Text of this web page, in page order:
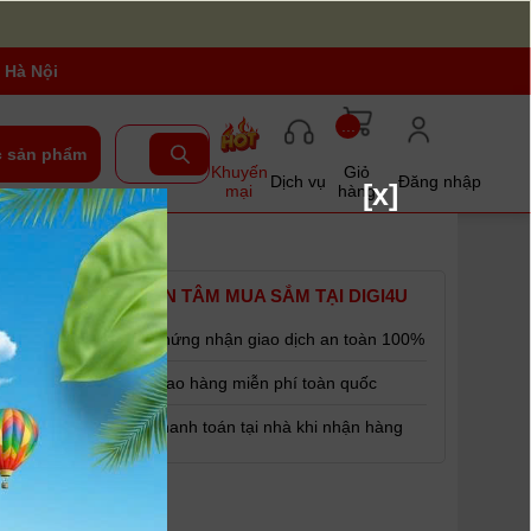
Nội
sản phẩm
Khuyến
mại
Dịch vụ
Giỏ
hàng
Đăng nhập
YÊN TÂM MUA SẮM TẠI DIGI4U
Chứng nhận giao dịch an toàn 100%
Giao hàng miễn phí toàn quốc
Thanh toán tại nhà khi nhận hàng
[x]